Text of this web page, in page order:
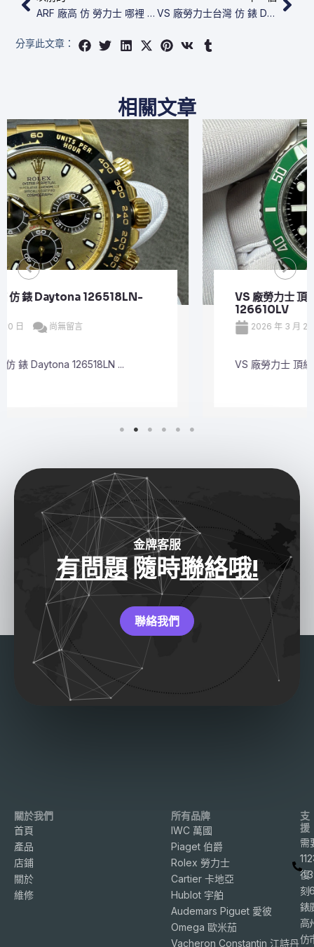
ARF 廠高 仿 勞力士 哪裡 買 Submariner Date 116610LN
VS 廠勞力士台灣 仿 錶 Datejust 41 126334
分享此文章：
相關文章
VS 廠勞力士 頂級 復刻 錶 Submariner Date
2026 年 3 月 20 日
VS 廠勞力士 頂級 復刻 錶 Submariner Dat ...
金牌客服
有問題隨時聯絡哦!
聯絡我們
關於我們
首頁
產品
店鋪
關於
維修
所有品牌
IWC 萬國
Piaget 伯爵
Rolex 勞力士
Cartier 卡地亞
Hublot 宇舶
Audemars Piguet 愛彼
Omega 歐米茄
Vacheron Constantin 江詩丹
支
援
需
復
刻
錶
高
仿